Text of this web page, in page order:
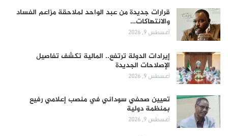
قرارات جديدة من عبد الواحد لملاحقة مزاعم الفساد
والانتهاكات…
أغسطس 9, 2026
إيرادات الدولة ترتفع.. المالية تكشف تفاصيل
الإصلاحات الجديدة
أغسطس 9, 2026
تعيين صحفي سوداني في منصب إعلامي رفيع
بمنظمة دولية
أغسطس 9, 2026